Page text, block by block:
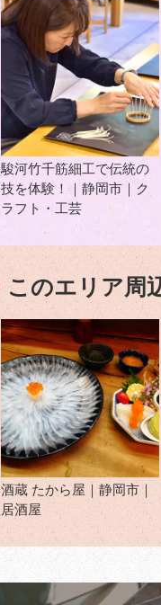
駿河竹千筋細工で伝統の
技を体験！｜静岡市｜ク
ラフト・工芸
このエリア周
酒蔵 たから屋｜静岡市｜
居酒屋